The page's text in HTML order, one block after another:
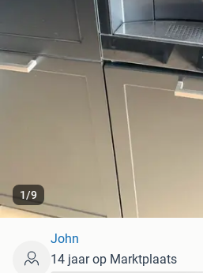
1/9
John
14 jaar op Marktplaats